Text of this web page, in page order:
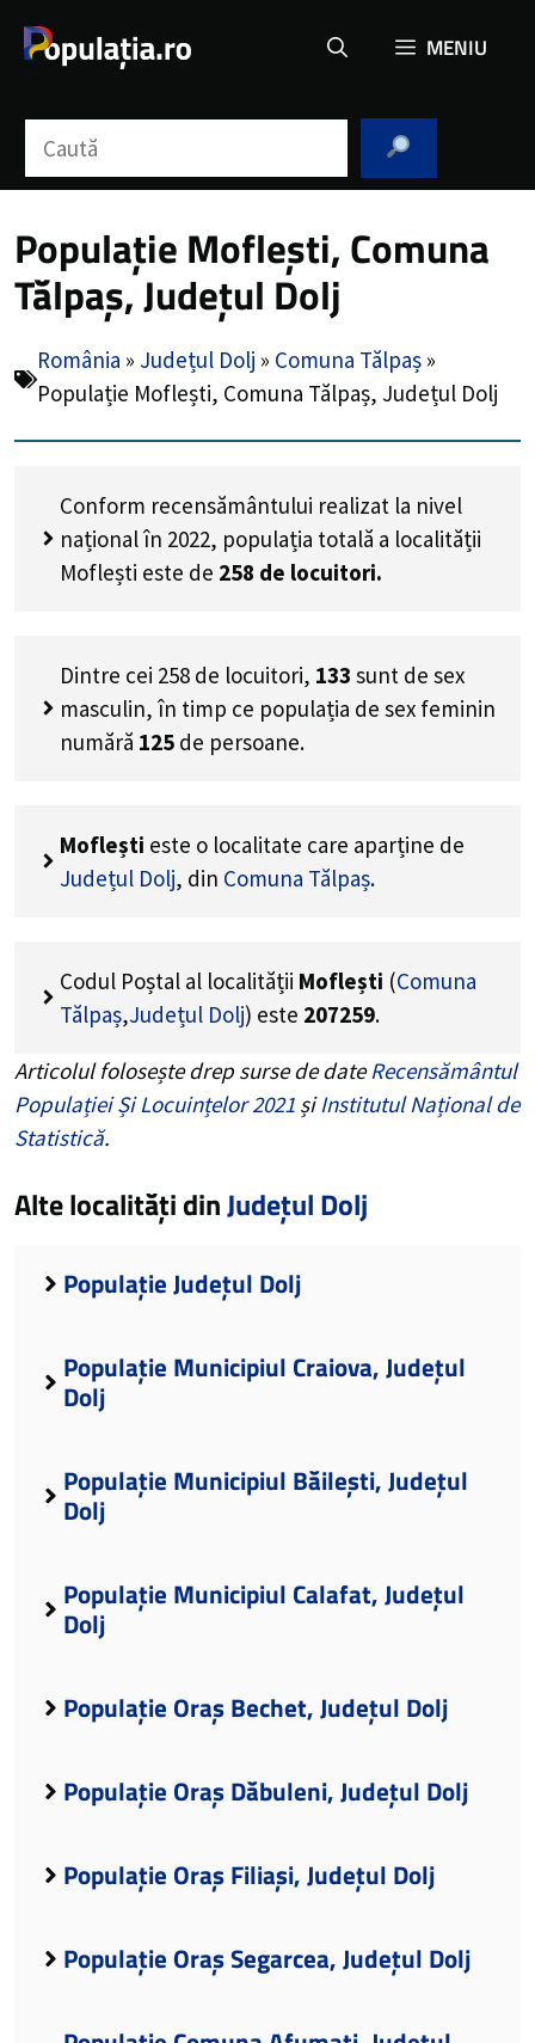
MENIU
Populație Moflești, Comuna
Tălpaș, Județul Dolj
România » Județul Dolj » Comuna Tălpaș »
Populație Moflești, Comuna Tălpaș, Județul Dolj
Conform recensământului realizat la nivel
național în 2022, populația totală a localității
Moflești este de 258 de locuitori.
Dintre cei 258 de locuitori, 133 sunt de sex
masculin, în timp ce populația de sex feminin
numără 125 de persoane.
Moflești este o localitate care aparține de
Județul Dolj, din Comuna Tălpaș.
Codul Poștal al localității Moflești (Comuna
Tălpaș,Județul Dolj) este 207259.
Articolul folosește drep surse de dateRecensământul
Populației Și Locuințelor 2021 șiInstitutul Național de
Statistică.
Alte localități dinJudețul Dolj
Populație Județul Dolj
Populație Municipiul Craiova, Județul
Dolj
Populație Municipiul Băilești, Județul
Dolj
Populație Municipiul Calafat, Județul
Dolj
Populație Oraș Bechet, Județul Dolj
Populație Oraș Dăbuleni, Județul Dolj
Populație Oraș Filiași, Județul Dolj
Populație Oraș Segarcea, Județul Dolj